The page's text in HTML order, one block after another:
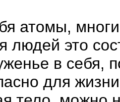
атомы,
людей это
в себя,
для